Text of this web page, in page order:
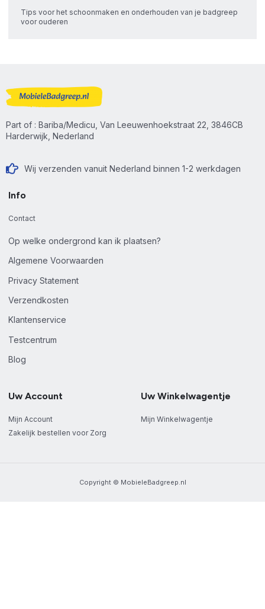
Tips voor het schoonmaken en onderhouden van je badgreep
voor ouderen
Part of : Bariba/Medicu, Van Leeuwenhoekstraat 22, 3846CB
Harderwijk, Nederland
Wij verzenden vanuit Nederland binnen 1-2 werkdagen
Info
Contact
Op welke ondergrond kan ik plaatsen?
Algemene Voorwaarden
Privacy Statement
Verzendkosten
Klantenservice
Testcentrum
Blog
Uw Account
Mijn Account
Zakelijk bestellen voor Zorg
Uw Winkelwagentje
Mijn Winkelwagentje
Copyright © MobieleBadgreep.nl